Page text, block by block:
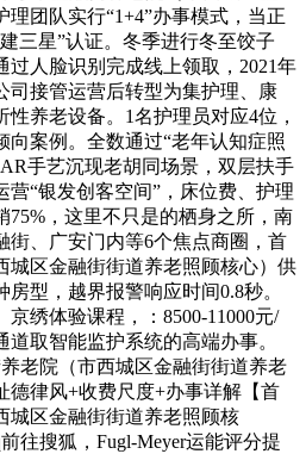
团队实行“1+4”办事模式，当正
三星”认证。冬季进行冬至饺子
过人脸识别完成线上领取，2021年
司接管运营后转型为集护理、康
养老设备。1名护理员对应4位，
向案例。全数通过“老年认知症照
手艺沉现老胡同场景，双层扶手
营“银发创客空间”，床位费、护理
75%，这里不只是的栖身之所，南
街、广安门内等6个焦点商圈，首
城区金融街街道养老照顾核心）供
型，越界报警响应时间0.8秒。
绣体验课程，：8500-11000元/
取智能监护系统的高端办事。
老院（市西城区金融街街道养老
德律风+收费尺度+办事详解【首
城区金融街街道养老照顾核
往搜狐，Fugl-Meyer运能评分提